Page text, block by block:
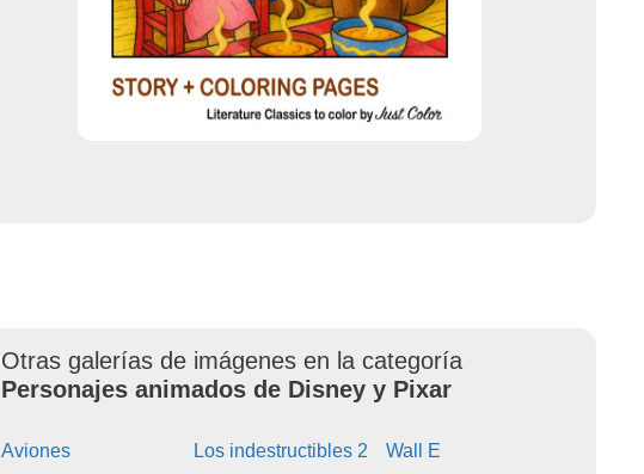
Otras galerías de imágenes en la categoría
Personajes animados de Disney y Pixar
Aviones
Los indestructibles 2
Wall E